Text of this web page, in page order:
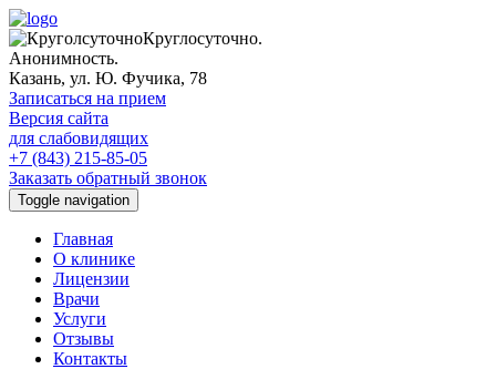
Круглосуточно.
Анонимность.
Казань, ул. Ю. Фучика, 78
Записаться на прием
Версия сайта
для слабовидящих
+7 (843) 215-85-05
Заказать обратный звонок
Toggle navigation
Главная
О клинике
Лицензии
Врачи
Услуги
Отзывы
Контакты